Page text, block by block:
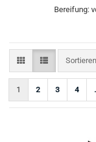
Bereifung:
1 2 3 4